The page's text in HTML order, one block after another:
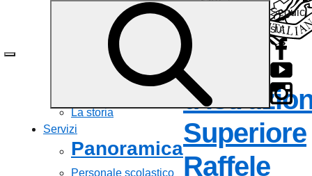
Presentazione
Le persone
I numeri della scuola
Le carte della scuola
La storia
Servizi
Panoramica
Personale scolastico
Istituto
Superiore
Raffele
Seguici
su: